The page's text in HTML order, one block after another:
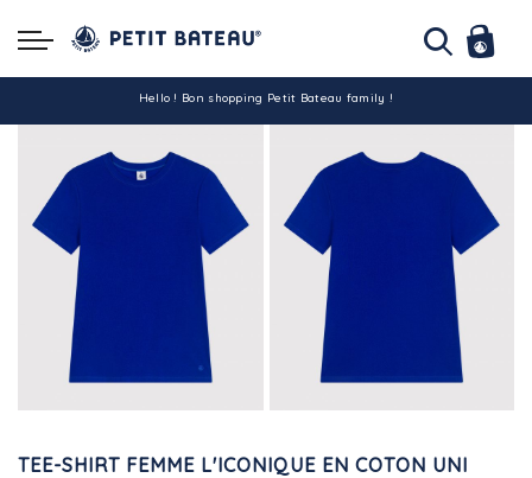
Hello ! Bon shopping Petit Bateau family !
La livraison est assurée partout en Tunisie !
-10% pour tout paiement par carte bancaire (hors promo)
TEE-SHIRT FEMME L'ICONIQUE EN COTON UNI